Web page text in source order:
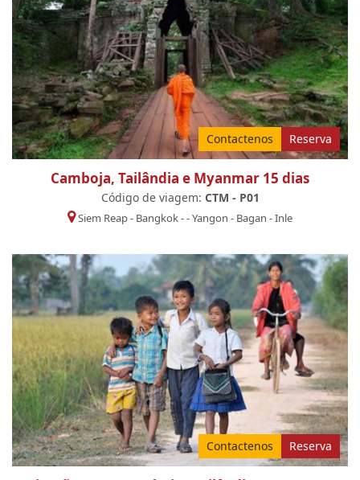
Contactenos Reserva
Camboja, Tailândia e Myanmar 15 dias
Código de viagem: CTM - P01
Siem Reap- Bangkok--Yangon - Bagan -Inle
Contactenos Reserva